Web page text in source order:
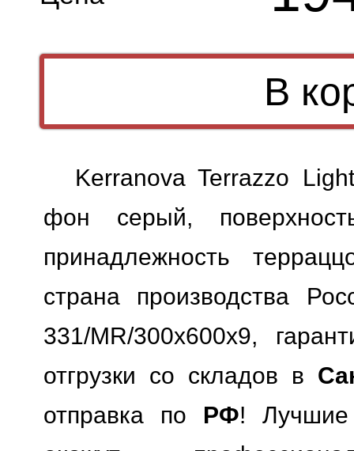
Kerranova Terrazzo
фон серый,
принадлежность
страна производства
331/MR/300x600x9,
отгрузки со складов в
отправка по РФ! Лучшие